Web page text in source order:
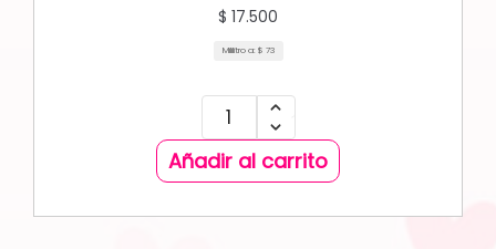
$ 17.500
Mililitro a: $ 73
Añadir al carrito